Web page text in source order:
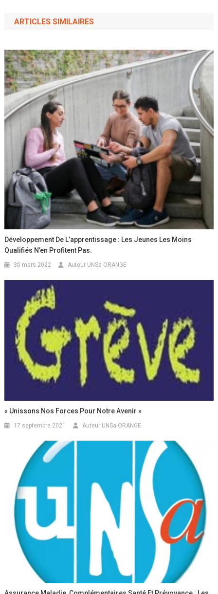
ARTICLES SIMILAIRES
Développement De L’apprentissage : Les Jeunes Les Moins
Qualifiés N’en Profitent Pas.
30 mars 2022 Auteur UNSa ORANGE
« Unissons Nos Forces Pour Notre Avenir »
17 septembre 2021 Auteur UNSa ORANGE